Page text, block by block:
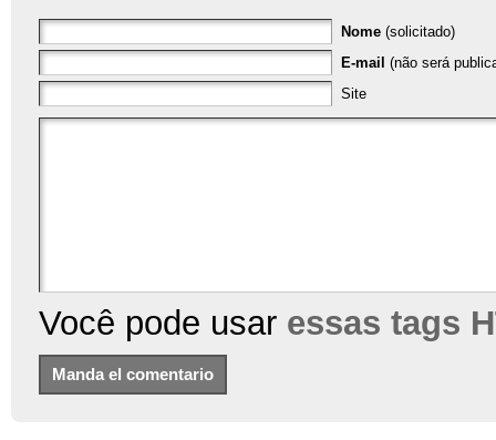
Nome (solicitado)
E-mail (não será
Site
Você pode usar essas tags